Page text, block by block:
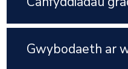
Gwybodaeth ar